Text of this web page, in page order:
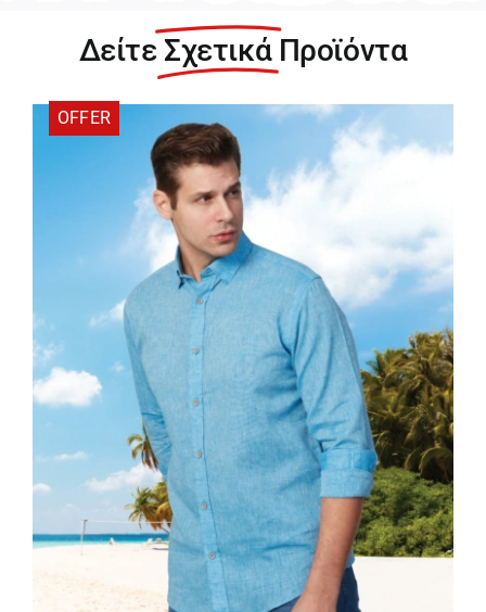
Πουκάμισο
2779-
Δείτε Σχετικά Προϊόντα
OFFER